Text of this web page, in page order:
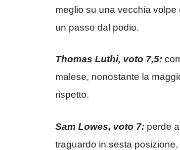
meglio su una vecchia volpe
un passo dal podio.
Thomas Luthi, voto 7,5:
malese, nonostante la
rispetto.
Sam Lowes, voto 7: perde
traguardo in sesta